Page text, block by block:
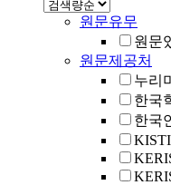
원문유무
원문
원문제공처
누리
한국
한국